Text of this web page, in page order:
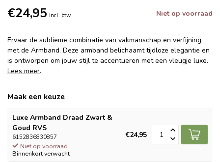
€24,95 Incl. btw Niet op voorraad
Ervaar de sublieme combinatie van vakmanschap en verfijning
met de Armband. Deze armband belichaamt tijdloze elegantie en
is ontworpen om jouw stijl te accentueren met een vleugje luxe.
Lees meer.
Maak een keuze
Luxe Armband Draad Zwart &
Goud RVS
6152836830857
Niet op voorraad
Binnenkort verwacht
€24,95